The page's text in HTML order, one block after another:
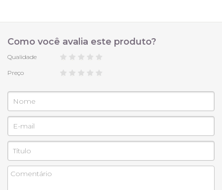
Como você avalia este produto?
Qualidade
Preço